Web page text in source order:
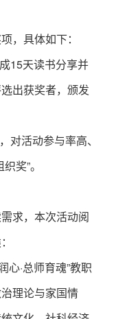
，具体如下：
15天读书分享并
出获奖者，颁发
对活动参与率高、
奖”。
求，本次活动阅
心·总师育魂”教职
理论与家国情